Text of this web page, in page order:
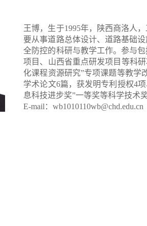
王博，生于1995年，陕西商洛人
要从事道路总体设计、道路基础
全防控的科研与教学工作。参与
项目、山西省重点研发项目等科
化课程资源研究”专项课题等教学
学术论文6篇，获发明专利授权4
息科技进步奖”一等奖等科学技术奖
E-mail ：wb1010110wb@chd.edu.cn